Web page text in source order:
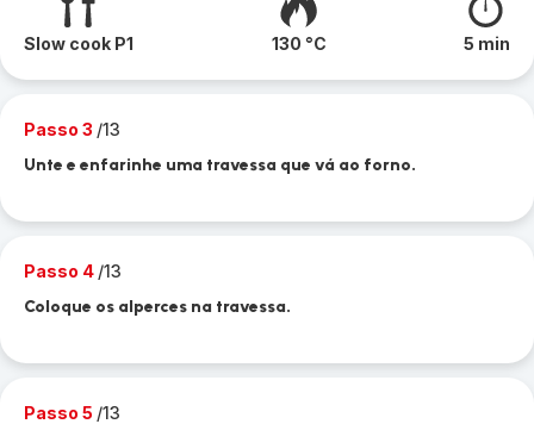
Slow cook P1 130 °C 5 min
Passo 3 /13
Unte e enfarinhe uma travessa que vá ao forno.
Passo 4 /13
Coloque os alperces na travessa.
Passo 5 /13